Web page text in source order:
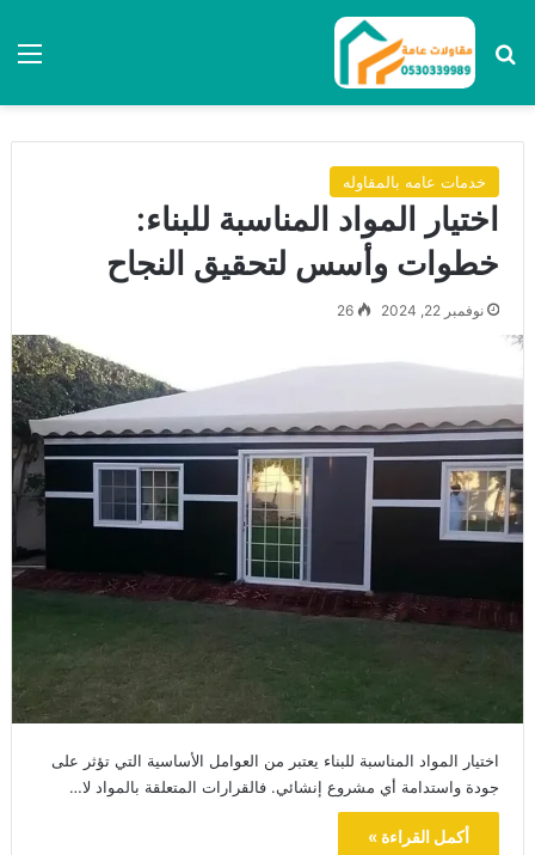
بحث عن
خدمات عامه بالمقاوله
اختيار المواد المناسبة للبناء:
خطوات وأسس لتحقيق النجاح
نوفمبر 22, 2024 26
اختيار المواد المناسبة للبناء يعتبر من العوامل الأساسية التي تؤثر على
جودة واستدامة أي مشروع إنشائي. فالقرارات المتعلقة بالمواد لا…
أكمل القراءة »